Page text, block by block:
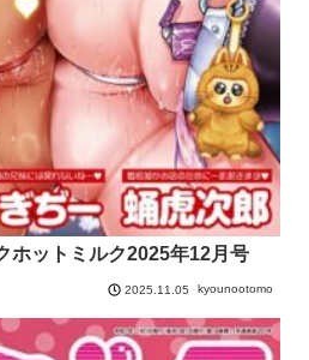
ホットミルク2025年12月号
2025.11.05 kyounootomo